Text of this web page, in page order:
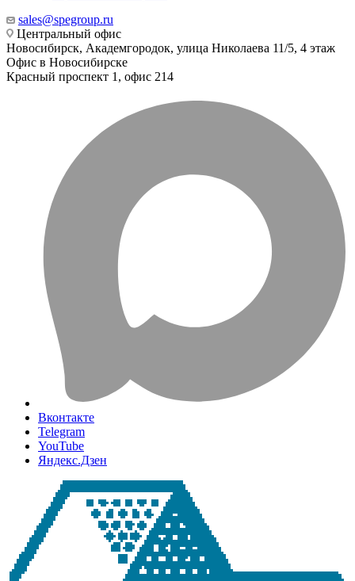
sales@spegroup.ru
Центральный офис
Новосибирск, Академгородок, улица Николаева 11/5, 4 этаж
Офис в Новосибирске
Красный проспект 1, офис 214
Вконтакте
Telegram
YouTube
Яндекс.Дзен